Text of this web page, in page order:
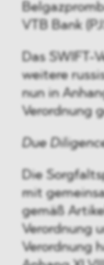
VTB Bank
Das SWIFT-
weitere
nun in
Verordnung
Due
Die
mit
gemäß
Verordnung
Verordnung